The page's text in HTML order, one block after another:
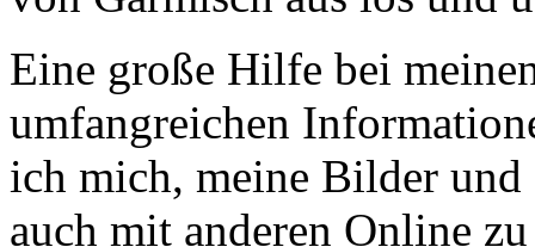
Eine große Hilfe bei
umfangreichen
ich mich, meine Bilder und
auch mit anderen Online